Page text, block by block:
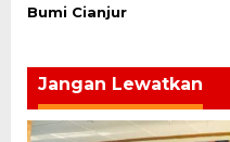
Bumi Cianjur
Jangan Lewatkan